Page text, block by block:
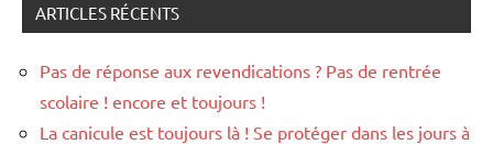
ARTICLES RÉCENTS
Pas de réponse aux revendications ? Pas de rentrée
scolaire ! encore et toujours !
La canicule est toujours là ! Se protéger dans les jours à